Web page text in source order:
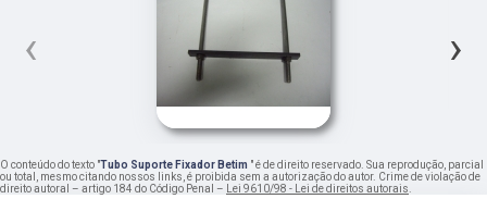
‹ ›
O conteúdo do texto "Tubo Suporte Fixador Betim " é de direito reservado. Sua reprodução, parcial
ou total, mesmo citando nossos links, é proibida sem a autorização do autor. Crime de violação de
direito autoral – artigo 184 do Código Penal – Lei 9610/98 - Lei de direitos autorais.